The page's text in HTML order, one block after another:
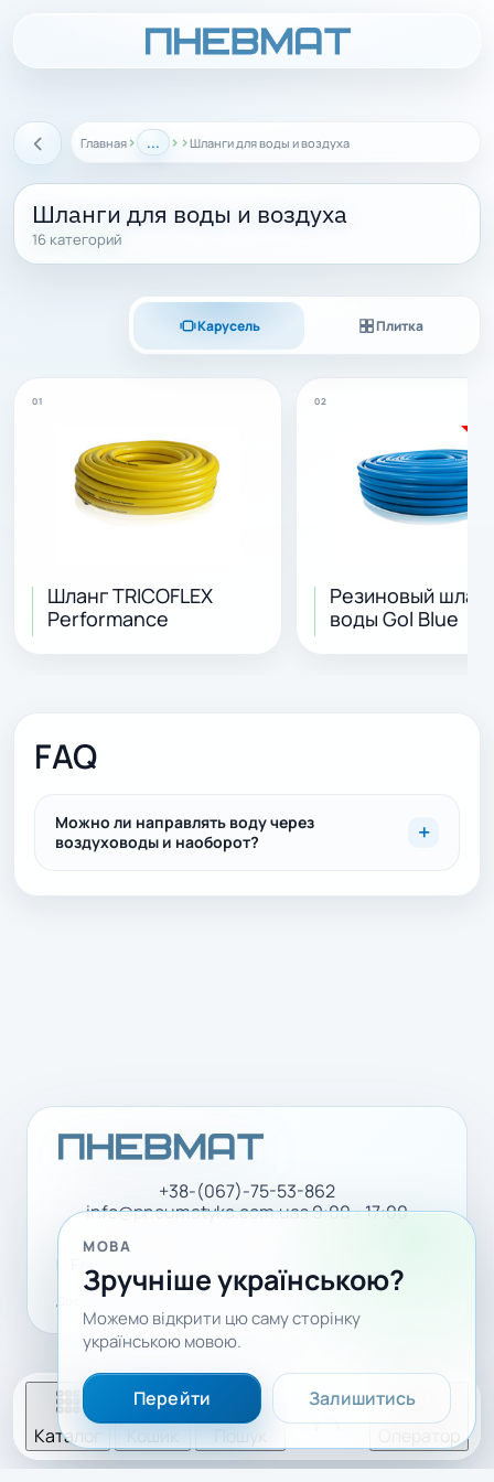
Назад Главная › ... › ›Шланги для воды и воздуха
Шланги для воды и воздуха
16 категорий
Карусель Плитка
01
Шланг TRICOFLEX
Performance
02
Резиновый
воды Gol Blue
FAQ
Можно ли направлять воду через
воздуховоды и наоборот?
+38-(067)-75-53-862
info@pneumatyka.com.uaз 9:00 - 17:00
Facebook YouTube
Доставка і оплата Політика конфіденційності
Каталог
МОВА
Зручніше українською?
Можемо відкрити цю саму сторінку
українською мовою.
Перейти Залишитись